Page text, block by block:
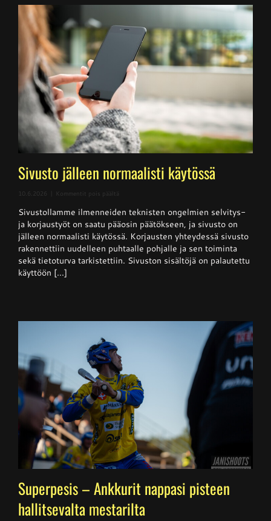
Sivusto jälleen normaalisti käytössä
10.6.2026 Kommentit pois päältä
jälleen
normaalisti
käytössä
Sivustollamme ilmenneiden teknisten ongelmien selvitys-
ja korjaustyöt on saatu pääosin päätökseen, ja sivusto on
jälleen normaalisti käytössä. Korjausten yhteydessä sivusto
rakennettiin uudelleen puhtaalle pohjalle ja sen toiminta
sekä tietoturva tarkistettiin. Sivuston sisältöjä on palautettu
käyttöön [...]
Superpesis – Ankkurit nappasi pisteen
hallitsevalta mestarilta